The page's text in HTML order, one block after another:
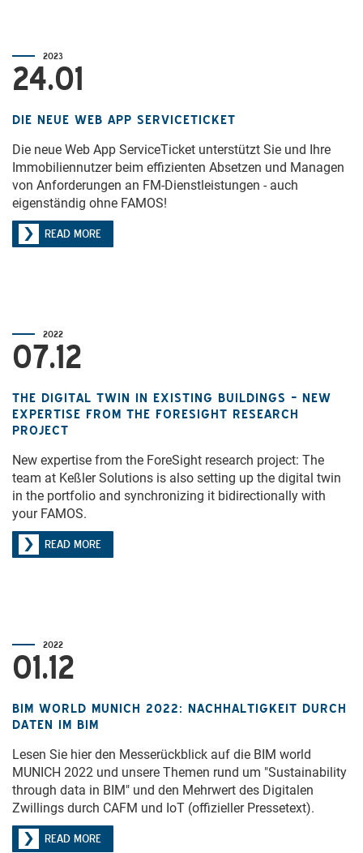
2023
24.01
DIE NEUE WEB APP SERVICETICKET
Die neue Web App ServiceTicket unterstützt Sie und Ihre
Immobiliennutzer beim effizienten Absetzen und Managen
von Anforderungen an FM-Dienstleistungen - auch
eigenständig ohne FAMOS!
READ MORE
2022
07.12
THE DIGITAL TWIN IN EXISTING BUILDINGS – NEW
EXPERTISE FROM THE FORESIGHT RESEARCH
PROJECT
New expertise from the ForeSight research project: The
team at Keßler Solutions is also setting up the digital twin
in the portfolio and synchronizing it bidirectionally with
your FAMOS.
READ MORE
2022
01.12
BIM WORLD MUNICH 2022: NACHHALTIGKEIT DURCH
DATEN IM BIM
Lesen Sie hier den Messerückblick auf die BIM world
MUNICH 2022 und unsere Themen rund um "Sustainability
through data in BIM" und den Mehrwert des Digitalen
Zwillings durch CAFM und IoT (offizieller Pressetext).
READ MORE